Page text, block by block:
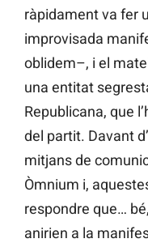
ràpidament va fer
improvisada
oblidem–, i el
una entitat
Republicana, que
del partit. Davant
mitjans de
Òmnium i,
respondre que…
anirien a la